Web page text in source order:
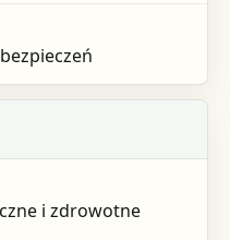
i zdrowotne